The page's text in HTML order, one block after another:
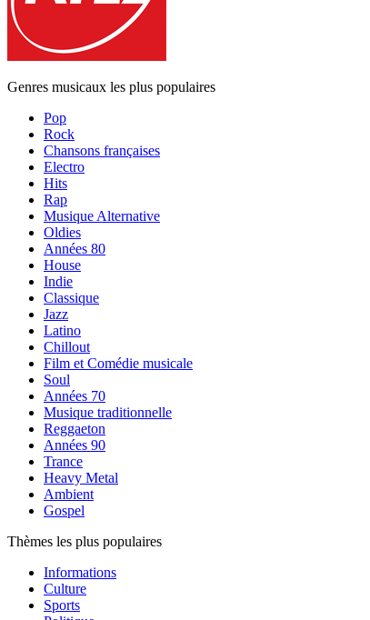
Genres musicaux les plus populaires
Pop
Rock
Chansons françaises
Electro
Hits
Rap
Musique Alternative
Oldies
Années 80
House
Indie
Classique
Jazz
Latino
Chillout
Film et Comédie musicale
Soul
Années 70
Musique traditionnelle
Reggaeton
Années 90
Trance
Heavy Metal
Ambient
Gospel
Thèmes les plus populaires
Informations
Culture
Sports